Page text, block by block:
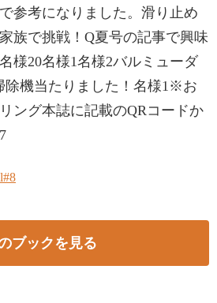
参考になりました。滑り止め
族で挑戦！Q夏号の記事で興味
様20名様1名様2バルミューダ
機当たりました！名様1※お
ング本誌に記載のQRコードか
ブックを見る